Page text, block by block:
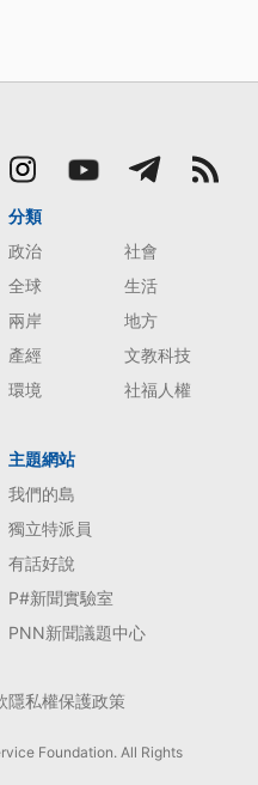
分類
政治
社會
全球
生活
兩岸
地方
產經
文教科技
環境
社福人權
主題網站
我們的島
獨立特派員
有話好說
P#新聞實驗室
PNN新聞議題中心
隱私權保護政策
Foundation. All Rights